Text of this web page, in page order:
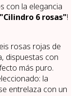
con la elegancia
"Cilindro 6 rosas"!
rosas rojas de
dispuestas con
más puro.
la
entrelaza con un